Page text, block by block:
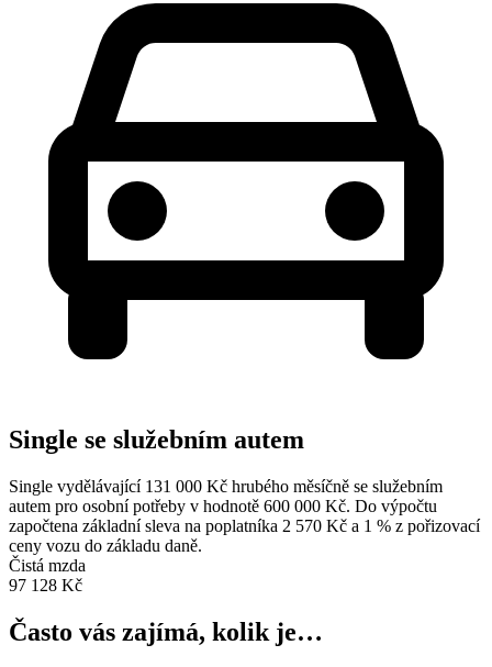
Single se služebním autem
Single vydělávající 131 000 Kč hrubého měsíčně se služebním
autem pro osobní potřeby v hodnotě 600 000 Kč. Do výpočtu
započtena základní sleva na poplatníka 2 570 Kč a 1 % z pořizovací
ceny vozu do základu daně.
Čistá mzda
97 128 Kč
Často vás zajímá, kolik je…